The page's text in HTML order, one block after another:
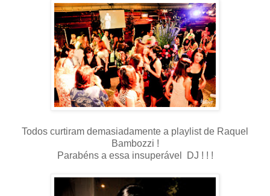
Todos curtiram demasiadamente a playlist de Raquel
Bambozzi !
Parabéns a essa insuperável DJ ! ! !